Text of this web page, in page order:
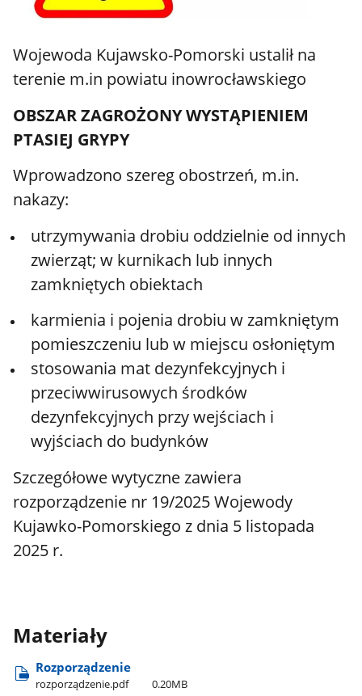
Wojewoda Kujawsko-Pomorski ustalił na
terenie m.in powiatu inowrocławskiego
OBSZAR ZAGROŻONY WYSTĄPIENIEM
PTASIEJ GRYPY
Wprowadzono szereg obostrzeń, m.in.
nakazy:
utrzymywania drobiu oddzielnie od innych
zwierząt; w kurnikach lub innych
zamkniętych obiektach
karmienia i pojenia drobiu w zamkniętym
pomieszczeniu lub w miejscu osłoniętym
stosowania mat dezynfekcyjnych i
przeciwwirusowych środków
dezynfekcyjnych przy wejściach i
wyjściach do budynków
Szczegółowe wytyczne zawiera
rozporządzenie nr 19/2025 Wojewody
Kujawko-Pomorskiego z dnia 5 listopada
2025 r.
Materiały
Rozporządzenie
rozporządzenie.pdf 0.20MB